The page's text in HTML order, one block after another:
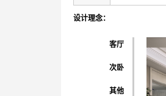
设计理念：
客厅
次卧
其他